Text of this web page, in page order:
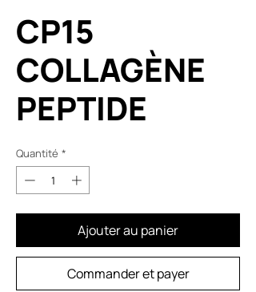
CP15
COLLAGÈNE
PEPTIDE
Quantité *
Ajouter au panier
Commander et payer